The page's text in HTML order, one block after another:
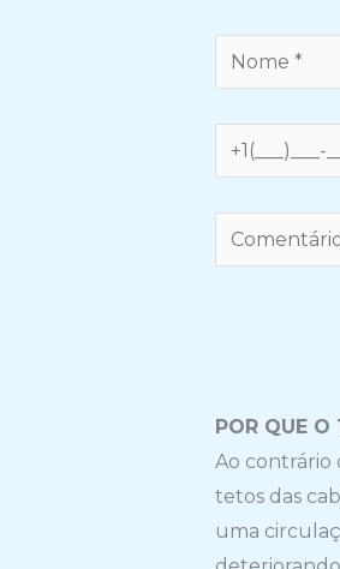
POR QUE O
Ao contrário
tetos das
uma